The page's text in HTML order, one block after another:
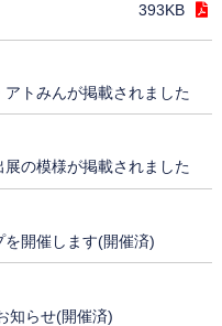
393KB
トみんが掲載されました
の模様が掲載されました
開催します(開催済)
知らせ(開催済)